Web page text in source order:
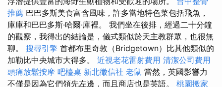
推薦 巴巴多斯美食富含風味，許多當地特色菜包括飛魚，
庫庫和巴巴多斯·哈爾·庫裡。 我們坐在後排，經過二十分鐘
的觀察，我得出的結論是，儀式類似於天主教群眾，也很無
聊。 搜尋引擎 首都布里奇敦（Bridgetown）比其他類似的
加勒比中央城市大得多。 近視老花雷射費用 清潔公司費用
頭痛放鬆按摩 吧檯桌 新北徵信社 老鼠 當然，英國影響力
不僅是因為它們領先左邊，而且商店也是英語。 桃園搬家